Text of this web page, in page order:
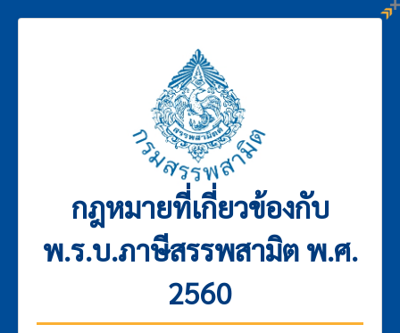
กฎหมายที่เกี่ยวข้องกับ
พ.ร.บ.ภาษีสรรพสามิต พ.ศ.
2560